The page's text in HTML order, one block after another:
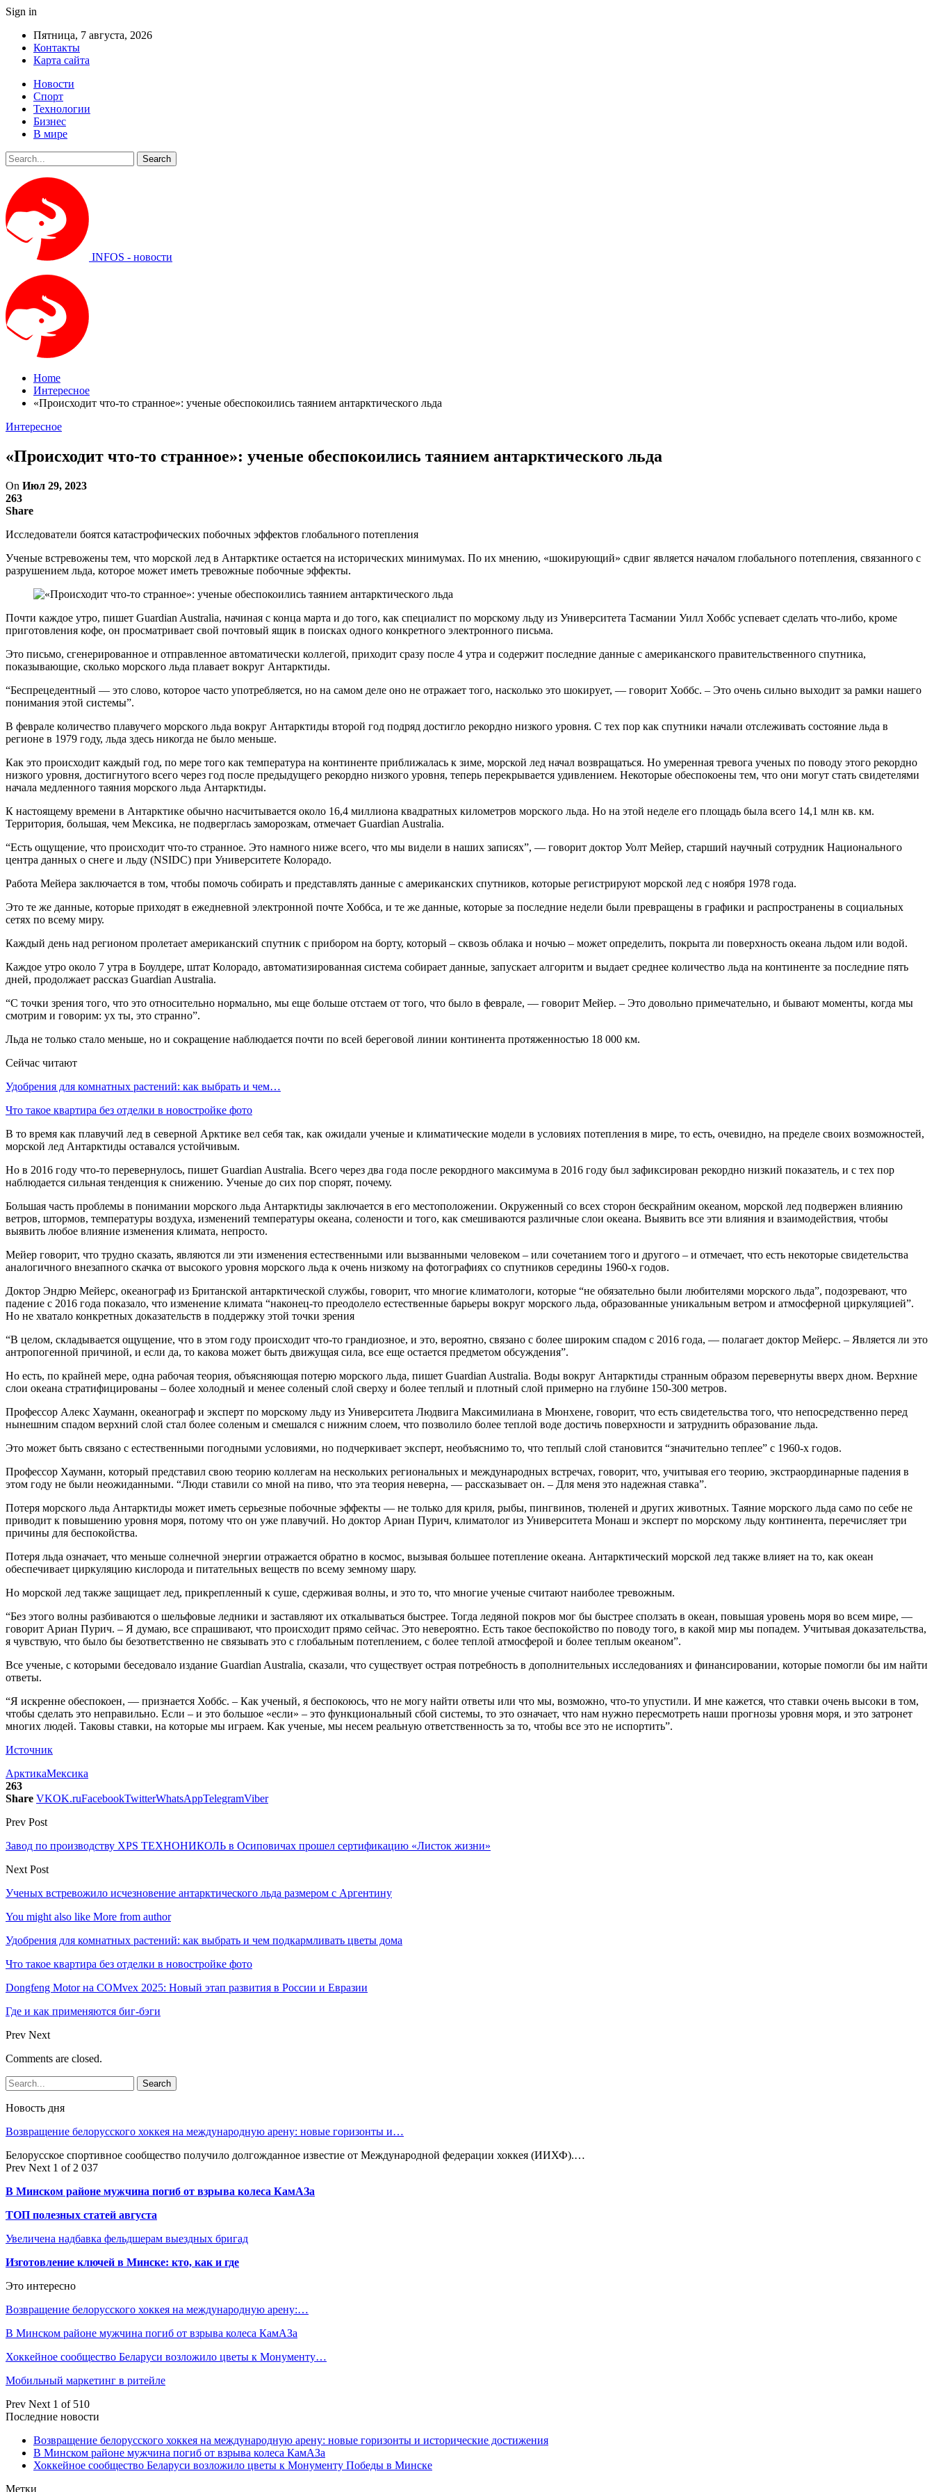
Sign in
Пятница, 7 августа, 2026
Контакты
Карта сайта
Новости
Спорт
Технологии
Бизнес
В мире
INFOS - новости
Home
Интересное
«Происходит что-то странное»: ученые обеспокоились таянием антарктического льда
Интересное
«Происходит что-то странное»: ученые обеспокоились таянием антарктического льда
On Июл 29, 2023
263
Share
Исследователи боятся катастрофических побочных эффектов глобального потепления
Ученые встревожены тем, что морской лед в Антарктике остается на исторических минимумах. По их мнению, «шокирующий» сдвиг является началом глобального потепления, связанного с
разрушением льда, которое может иметь тревожные побочные эффекты.
Почти каждое утро, пишет Guardian Australia, начиная с конца марта и до того, как специалист по морскому льду из Университета Тасмании Уилл Хоббс успевает сделать что-либо, кроме
приготовления кофе, он просматривает свой почтовый ящик в поисках одного конкретного электронного письма.
Это письмо, сгенерированное и отправленное автоматически коллегой, приходит сразу после 4 утра и содержит последние данные с американского правительственного спутника,
показывающие, сколько морского льда плавает вокруг Антарктиды.
“Беспрецедентный — это слово, которое часто употребляется, но на самом деле оно не отражает того, насколько это шокирует, — говорит Хоббс. – Это очень сильно выходит за рамки нашего
понимания этой системы”.
В феврале количество плавучего морского льда вокруг Антарктиды второй год подряд достигло рекордно низкого уровня. С тех пор как спутники начали отслеживать состояние льда в
регионе в 1979 году, льда здесь никогда не было меньше.
Как это происходит каждый год, по мере того как температура на континенте приближалась к зиме, морской лед начал возвращаться. Но умеренная тревога ученых по поводу этого рекордно
низкого уровня, достигнутого всего через год после предыдущего рекордно низкого уровня, теперь перекрывается удивлением. Некоторые обеспокоены тем, что они могут стать свидетелями
начала медленного таяния морского льда Антарктиды.
К настоящему времени в Антарктике обычно насчитывается около 16,4 миллиона квадратных километров морского льда. Но на этой неделе его площадь была всего 14,1 млн кв. км.
Территория, большая, чем Мексика, не подверглась заморозкам, отмечает Guardian Australia.
“Есть ощущение, что происходит что-то странное. Это намного ниже всего, что мы видели в наших записях”, — говорит доктор Уолт Мейер, старший научный сотрудник Национального
центра данных о снеге и льду (NSIDC) при Университете Колорадо.
Работа Мейера заключается в том, чтобы помочь собирать и представлять данные с американских спутников, которые регистрируют морской лед с ноября 1978 года.
Это те же данные, которые приходят в ежедневной электронной почте Хоббса, и те же данные, которые за последние недели были превращены в графики и распространены в социальных
сетях по всему миру.
Каждый день над регионом пролетает американский спутник с прибором на борту, который – сквозь облака и ночью – может определить, покрыта ли поверхность океана льдом или водой.
Каждое утро около 7 утра в Боулдере, штат Колорадо, автоматизированная система собирает данные, запускает алгоритм и выдает среднее количество льда на континенте за последние пять
дней, продолжает рассказ Guardian Australia.
“С точки зрения того, что это относительно нормально, мы еще больше отстаем от того, что было в феврале, — говорит Мейер. – Это довольно примечательно, и бывают моменты, когда мы
смотрим и говорим: ух ты, это странно”.
Льда не только стало меньше, но и сокращение наблюдается почти по всей береговой линии континента протяженностью 18 000 км.
Сейчас читают
Удобрения для комнатных растений: как выбрать и чем…
Что такое квартира без отделки в новостройке фото
В то время как плавучий лед в северной Арктике вел себя так, как ожидали ученые и климатические модели в условиях потепления в мире, то есть, очевидно, на пределе своих возможностей,
морской лед Антарктиды оставался устойчивым.
Но в 2016 году что-то перевернулось, пишет Guardian Australia. Всего через два года после рекордного максимума в 2016 году был зафиксирован рекордно низкий показатель, и с тех пор
наблюдается сильная тенденция к снижению. Ученые до сих пор спорят, почему.
Большая часть проблемы в понимании морского льда Антарктиды заключается в его местоположении. Окруженный со всех сторон бескрайним океаном, морской лед подвержен влиянию
ветров, штормов, температуры воздуха, изменений температуры океана, солености и того, как смешиваются различные слои океана. Выявить все эти влияния и взаимодействия, чтобы
выявить любое влияние изменения климата, непросто.
Мейер говорит, что трудно сказать, являются ли эти изменения естественными или вызванными человеком – или сочетанием того и другого – и отмечает, что есть некоторые свидетельства
аналогичного внезапного скачка от высокого уровня морского льда к очень низкому на фотографиях со спутников середины 1960-х годов.
Доктор Эндрю Мейерс, океанограф из Британской антарктической службы, говорит, что многие климатологи, которые “не обязательно были любителями морского льда”, подозревают, что
падение с 2016 года показало, что изменение климата “наконец-то преодолело естественные барьеры вокруг морского льда, образованные уникальным ветром и атмосферной циркуляцией”.
Но не хватало конкретных доказательств в поддержку этой точки зрения
“В целом, складывается ощущение, что в этом году происходит что-то грандиозное, и это, вероятно, связано с более широким спадом с 2016 года, — полагает доктор Мейерс. – Является ли это
антропогенной причиной, и если да, то какова может быть движущая сила, все еще остается предметом обсуждения”.
Но есть, по крайней мере, одна рабочая теория, объясняющая потерю морского льда, пишет Guardian Australia. Воды вокруг Антарктиды странным образом перевернуты вверх дном. Верхние
слои океана стратифицированы – более холодный и менее соленый слой сверху и более теплый и плотный слой примерно на глубине 150-300 метров.
Профессор Алекс Хауманн, океанограф и эксперт по морскому льду из Университета Людвига Максимилиана в Мюнхене, говорит, что есть свидетельства того, что непосредственно перед
нынешним спадом верхний слой стал более соленым и смешался с нижним слоем, что позволило более теплой воде достичь поверхности и затруднить образование льда.
Это может быть связано с естественными погодными условиями, но подчеркивает эксперт, необъяснимо то, что теплый слой становится “значительно теплее” с 1960-х годов.
Профессор Хауманн, который представил свою теорию коллегам на нескольких региональных и международных встречах, говорит, что, учитывая его теорию, экстраординарные падения в
этом году не были неожиданными. “Люди ставили со мной на пиво, что эта теория неверна, — рассказывает он. – Для меня это надежная ставка”.
Потеря морского льда Антарктиды может иметь серьезные побочные эффекты — не только для криля, рыбы, пингвинов, тюленей и других животных. Таяние морского льда само по себе не
приводит к повышению уровня моря, потому что он уже плавучий. Но доктор Ариан Пурич, климатолог из Университета Монаш и эксперт по морскому льду континента, перечисляет три
причины для беспокойства.
Потеря льда означает, что меньше солнечной энергии отражается обратно в космос, вызывая большее потепление океана. Антарктический морской лед также влияет на то, как океан
обеспечивает циркуляцию кислорода и питательных веществ по всему земному шару.
Но морской лед также защищает лед, прикрепленный к суше, сдерживая волны, и это то, что многие ученые считают наиболее тревожным.
“Без этого волны разбиваются о шельфовые ледники и заставляют их откалываться быстрее. Тогда ледяной покров мог бы быстрее сползать в океан, повышая уровень моря во всем мире, —
говорит Ариан Пурич. – Я думаю, все спрашивают, что происходит прямо сейчас. Это невероятно. Есть такое беспокойство по поводу того, в какой мир мы попадем. Учитывая доказательства,
я чувствую, что было бы безответственно не связывать это с глобальным потеплением, с более теплой атмосферой и более теплым океаном”.
Все ученые, с которыми беседовало издание Guardian Australia, сказали, что существует острая потребность в дополнительных исследованиях и финансировании, которые помогли бы им найти
ответы.
“Я искренне обеспокоен, — признается Хоббс. – Как ученый, я беспокоюсь, что не могу найти ответы или что мы, возможно, что-то упустили. И мне кажется, что ставки очень высоки в том,
чтобы сделать это неправильно. Если – и это большое «если» – это функциональный сбой системы, то это означает, что нам нужно пересмотреть наши прогнозы уровня моря, и это затронет
многих людей. Таковы ставки, на которые мы играем. Как ученые, мы несем реальную ответственность за то, чтобы все это не испортить”.
Источник
АрктикаМексика
263
Share VKOK.ruFacebookTwitterWhatsAppTelegramViber
Prev Post
Завод по производству XPS ТЕХНОНИКОЛЬ в Осиповичах прошел сертификацию «Листок жизни»
Next Post
Ученых встревожило исчезновение антарктического льда размером с Аргентину
You might also like More from author
Удобрения для комнатных растений: как выбрать и чем подкармливать цветы дома
Что такое квартира без отделки в новостройке фото
Dongfeng Motor на COMvex 2025: Новый этап развития в России и Евразии
Где и как применяются биг-бэги
Prev Next
Comments are closed.
Новость дня
Возвращение белорусского хоккея на международную арену: новые горизонты и…
Белорусское спортивное сообщество получило долгожданное известие от Международной федерации хоккея (ИИХФ).…
Prev Next 1 of 2 037
В Минском районе мужчина погиб от взрыва колеса КамАЗа
ТОП полезных статей августа
Увеличена надбавка фельдшерам выездных бригад
Изготовление ключей в Минске: кто, как и где
Это интересно
Возвращение белорусского хоккея на международную арену:…
В Минском районе мужчина погиб от взрыва колеса КамАЗа
Хоккейное сообщество Беларуси возложило цветы к Монументу…
Мобильный маркетинг в ритейле
Prev Next 1 of 510
Последние новости
Возвращение белорусского хоккея на международную арену: новые горизонты и исторические достижения
В Минском районе мужчина погиб от взрыва колеса КамАЗа
Хоккейное сообщество Беларуси возложило цветы к Монументу Победы в Минске
Метки